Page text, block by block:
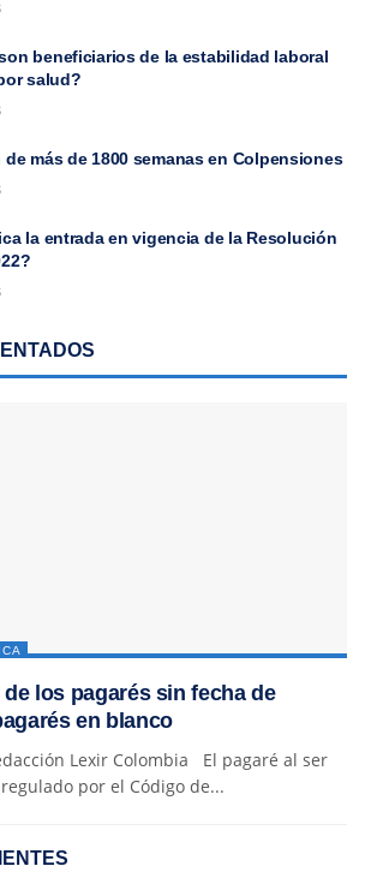
beneficiarios de la estabilidad laboral
salud?
más de 1800 semanas en Colpensiones
la entrada en vigencia de la Resolución
los pagarés sin fecha de
en blanco
Lexir Colombia El pagaré al ser
por el Código de...